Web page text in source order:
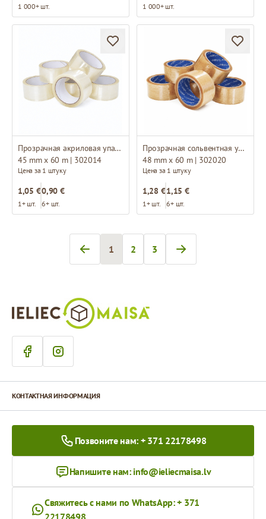
1 000+ шт. 1 000+ шт.
Прозрачная акриловая упаковочная клейкая лента
45 mm x 60 m | 302014
Цена за 1 штуку
1,05 €
1+ шт.
0,90 €
6+ шт.
Прозрачная сольвентная упаковочная клейкая лента
48 mm x 60 m | 302020
Цена за 1 штуку
1,28 €
1+ шт.
1,15 €
6+ шт.
Вы сейчас читаете страницу
1
Страница
2
Страница
3
КОНТАКТНАЯ ИНФОРМАЦИЯ
Позвоните нам: + 371 22178498
Напишите нам: info@ieliecmaisa.lv
Свяжитесь с нами по WhatsApp: + 371